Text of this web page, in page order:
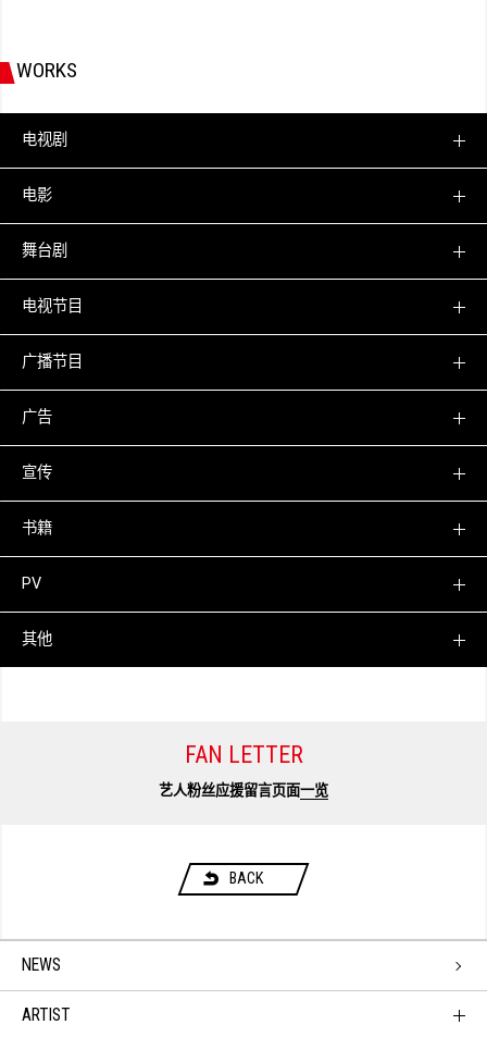
WORKS
电视剧
电影
舞台剧
电视节目
广播节目
广告
宣传
书籍
PV
其他
FAN LETTER
艺人粉丝应援留言页面一览
BACK
NEWS
ARTIST